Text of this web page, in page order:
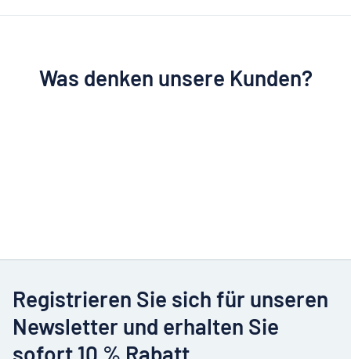
Was denken unsere Kunden?
Registrieren Sie sich für unseren
Newsletter und erhalten Sie
sofort 10 % Rabatt.